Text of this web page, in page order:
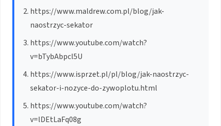
https://www.maldrew.com.pl/blog/jak-
naostrzyc-sekator
https://www.youtube.com/watch?
v=bTybAbpcl5U
https://www.isprzet.pl/pl/blog/jak-naostrzyc-
sekator-i-nozyce-do-zywoplotu.html
https://www.youtube.com/watch?
v=lDEtLaFq08g